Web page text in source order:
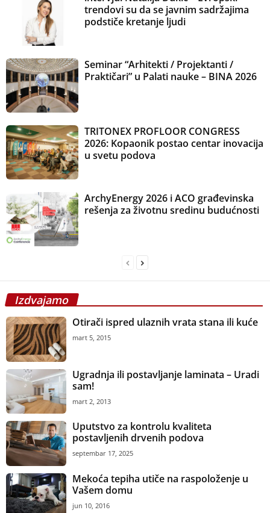
trendovi su da se javnim sadržajima
podstiče kretanje ljudi
Seminar “Arhitekti / Projektanti /
Praktičari” u Palati nauke – BINA 2026
TRITONEX PROFLOOR CONGRESS
2026: Kopaonik postao centar inovacija
u svetu podova
ArchyEnergy 2026 i ACO građevinska
rešenja za životnu sredinu budućnosti
Izdvajamo
Otirači ispred ulaznih vrata stana ili kuće
mart 5, 2015
Ugradnja ili postavljanje laminata – Uradi
sam!
mart 2, 2013
Uputstvo za kontrolu kvaliteta
postavljenih drvenih podova
septembar 17, 2025
Mekoća tepiha utiče na raspoloženje u
Vašem domu
jun 10, 2016